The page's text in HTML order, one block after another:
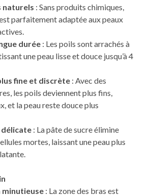
naturels : Sans produits chimiques,
parfaitement adaptée aux peaux
durée : Les poils sont arrachés à
une peau lisse et douce jusqu’à 4
fine et discrète : Avec des
les poils deviennent plus fins,
et la peau reste douce plus
: La pâte de sucre élimine
mortes, laissant une peau plus
: La zone des bras est